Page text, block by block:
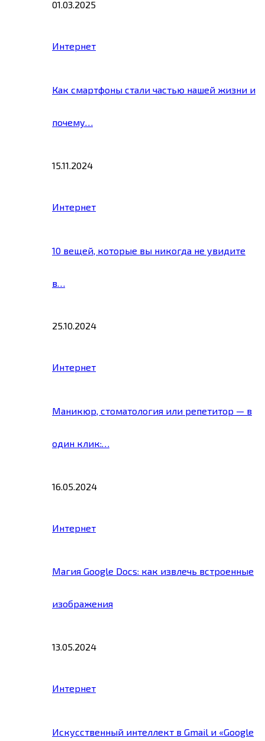
01.03.2025
Интернет
Как смартфоны стали частью нашей жизни и
почему…
15.11.2024
Интернет
10 вещей, которые вы никогда не увидите
в…
25.10.2024
Интернет
Маникюр, стоматология или репетитор — в
один клик:…
16.05.2024
Интернет
Магия Google Docs: как извлечь встроенные
изображения
13.05.2024
Интернет
Искусственный интеллект в Gmail и «Google